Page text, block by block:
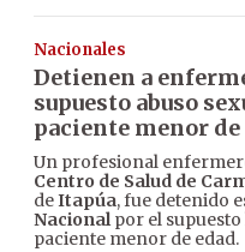
Nacionales
Detienen a
supuesto abuso
paciente menor de
Un profesional
Centro de Salud de
deItapúa, fue detenido
Nacionalpor el supuesto
paciente menor de edad.